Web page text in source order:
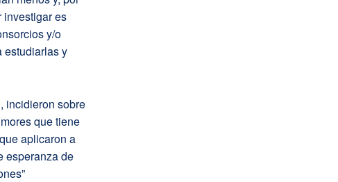
investigar es
y/o
estudiarlas y
incidieron sobre
que tiene
aplicaron a
esperanza de